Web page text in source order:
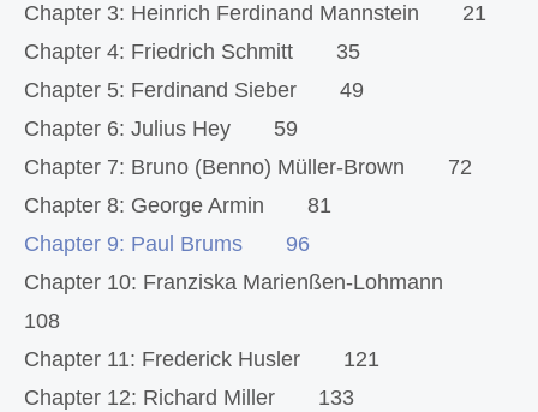
Chapter 3: Heinrich Ferdinand Mannstein 21
Chapter 4: Friedrich Schmitt 35
Chapter 5: Ferdinand Sieber 49
Chapter 6: Julius Hey 59
Chapter 7: Bruno (Benno) Müller-Brown 72
Chapter 8: George Armin 81
Chapter 9: Paul Brums 96
Chapter 10: Franziska Marienßen-Lohmann
108
Chapter 11: Frederick Husler 121
Chapter 12: Richard Miller 133